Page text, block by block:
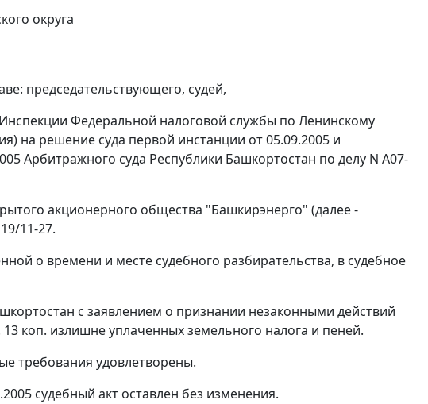
округа
председательствующего, судей,
Федеральной налоговой службы по Ленинскому
на решение суда первой инстанции от 05.09.2005 и
Арбитражного суда Республики Башкортостан по делу N А07-
акционерного общества "Башкирэнерго" (далее -
11-27.
о времени и месте судебного разбирательства, в судебное
с заявлением о признании незаконными действий
коп. излишне уплаченных земельного налога и пеней.
требования удовлетворены.
судебный акт оставлен без изменения.